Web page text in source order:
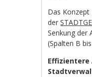
Das Konzept
der
Senkung der
(Spalten B
Effizientere